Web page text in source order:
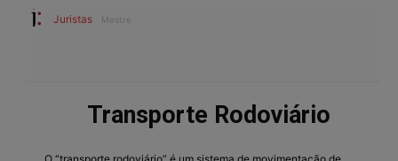
Juristas Mestre
Transporte Rodoviário